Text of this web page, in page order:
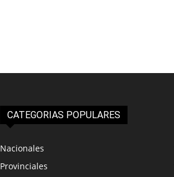
CATEGORIAS POPULARES
Nacionales
Provinciales